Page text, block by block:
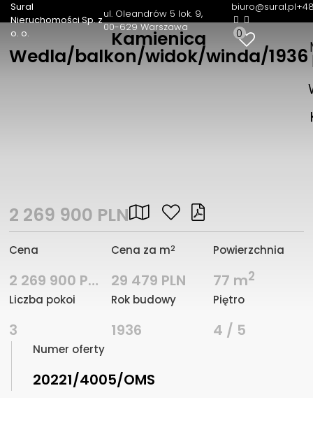
Sural
Nieruchomości Sp. z
o. o.
ul. Oleandrów 5 lok. 9
00-629 Warszawa
biuro@sural.pl
0
Kamienica
Wedla/balkon/widok/winda/1936
2 269 900 PLN
Cena
2 269 900 PLN
Cena za m2
29 479 PLN
Powierzchnia
77 m2
Liczba pokoi
3
Rok budowy
1936
Piętro
4 / 5
Numer oferty
20221/4005/OMS